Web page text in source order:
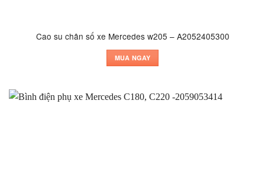
Cao su chân số xe Mercedes w205 – A2052405300
MUA NGAY